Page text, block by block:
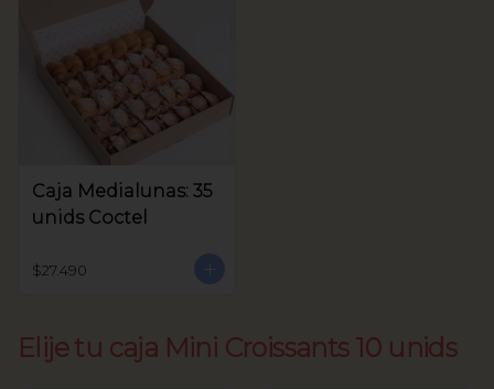
Caja Medialunas: 35
unids Coctel
$27.490
Elije tu caja Mini Croissants 10 unids